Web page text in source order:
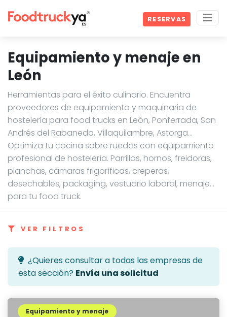
RESERVAS
Equipamiento y menaje en
León
Herramientas para el éxito culinario. Encuentra
proveedores de equipamiento y maquinaria de
hostelería para food trucks en León, Ponferrada, San
Andrés del Rabanedo, Villaquilambre, Astorga…
Optimiza tu cocina sobre ruedas con equipamiento
profesional de hostelería. Parrillas, hornos, freidoras,
planchas, cámaras frigoríficas, creperas,
desechables, packaging, vestuario laboral, menaje...
para tu food truck.
VER FILTROS
¿Quieres consultar a todas las empresas de
esta sección? Envía una solicitud
Equipamiento y menaje